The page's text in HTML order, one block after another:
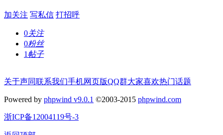
加关注 写私信 打招呼
0关注
0粉丝
1 帖子
关于声同联系我们手机网页版QQ群大家喜欢热门话题
Powered by phpwind v9.0.1 ©2003-2015 phpwind.com
浙ICP备12004119号-3